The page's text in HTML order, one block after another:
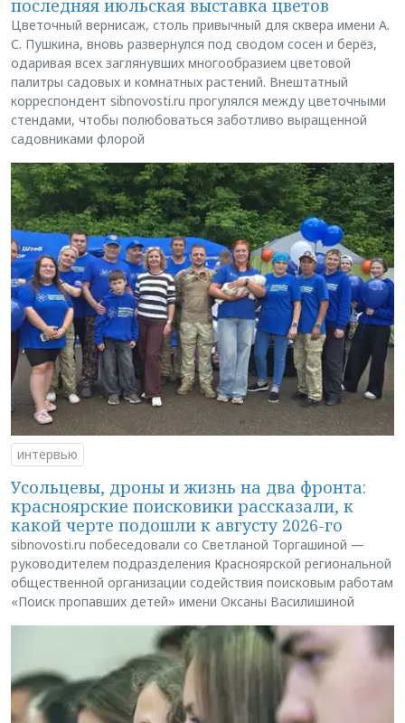
последняя июльская выставка цветов
Цветочный вернисаж, столь привычный для сквера имени А.
С. Пушкина, вновь развернулся под сводом сосен и берёз,
одаривая всех заглянувших многообразием цветовой
палитры садовых и комнатных растений. Внештатный
корреспондент sibnovosti.ru прогулялся между цветочными
стендами, чтобы полюбоваться заботливо выращенной
садовниками флорой
интервью
Усольцевы, дроны и жизнь на два фронта:
красноярские поисковики рассказали, к
какой черте подошли к августу 2026-го
sibnovosti.ru побеседовали со Светланой Торгашиной —
руководителем подразделения Красноярской региональной
общественной организации содействия поисковым работам
«Поиск пропавших детей» имени Оксаны Василишиной